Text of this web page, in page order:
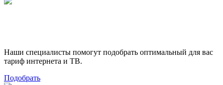
Наши специалисты помогут подобрать оптимальный для вас
тариф интернета и ТВ.
Подобрать